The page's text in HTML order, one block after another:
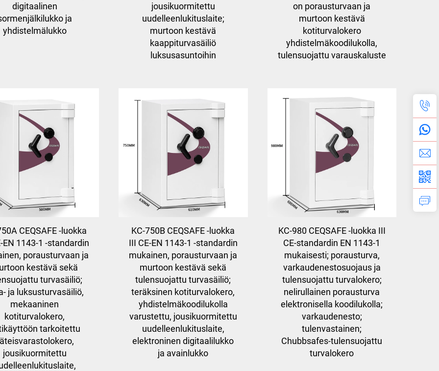
digitaalinen
ja
yhdistelmälukko
jousikuormitettu
uudelleenlukituslaite;
murtoon kestävä
kaappiturvasäiliö
luksusasuntoihin
on porausturvaan ja
murtoon kestävä
kotiturvalokero
yhdistelmäkoodilukolla,
tulensuojattu varauskaluste
CEQSAFE -luokka
EN 1143-1 -standardin
porausturvaan ja
kestävä sekä
turvasäiliö;
ja luksusturvasäiliö,
mekaaninen
kotiturvalokero,
tarkoitettu
jousikuormitettu
KC-750B CEQSAFE -luokka
III CE-EN 1143-1 -standardin
mukainen, porausturvaan ja
murtoon kestävä sekä
tulensuojattu turvasäiliö;
teräksinen kotiturvalokero,
yhdistelmäkoodilukolla
varustettu, jousikuormitettu
uudelleenlukituslaite,
elektroninen digitaalilukko
ja avainlukko
KC-980 CEQSAFE -luokka III
CE-standardin EN 1143-1
mukaisesti; porausturva,
varkaudenestosuojaus ja
tulensuojattu turvalokero;
nelirullainen porausturva
elektronisella koodilukolla;
varkaudenesto;
tulenvastainen;
Chubbsafes-tulensuojattu
turvalokero